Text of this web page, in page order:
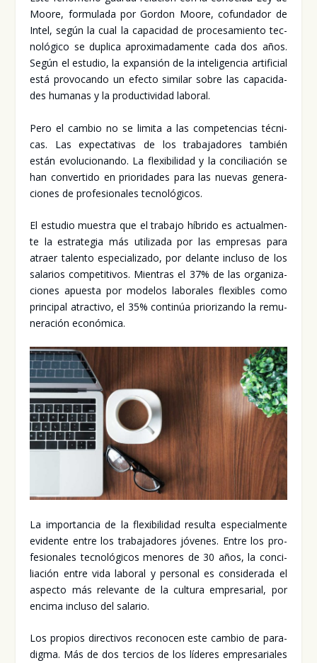
Moo­re, for­mu­la­da por Gor­don Moo­re, cofun­da­dor de
Intel, según la cual la capa­ci­dad de pro­ce­sa­mien­to tec­
no­ló­gi­co se dupli­ca apro­xi­ma­da­men­te cada dos años.
Según el estu­dio, la expan­sión de la inte­li­gen­cia arti­fi­cial
está pro­vo­can­do un efec­to simi­lar sobre las capa­ci­da­
des huma­nas y la pro­duc­ti­vi­dad labo­ral.
Pero el cam­bio no se limi­ta a las com­pe­ten­cias téc­ni­
cas. Las expec­ta­ti­vas de los tra­ba­ja­do­res tam­bién
están evo­lu­cio­nan­do. La fle­xi­bi­li­dad y la con­ci­lia­ción se
han con­ver­ti­do en prio­ri­da­des para las nue­vas gene­ra­
cio­nes de pro­fe­sio­na­les tec­no­ló­gi­cos.
El estu­dio mues­tra que el tra­ba­jo híbri­do es actual­men­
te la estra­te­gia más uti­li­za­da por las empre­sas para
atraer talen­to espe­cia­li­za­do, por delan­te inclu­so de los
sala­rios com­pe­ti­ti­vos. Mien­tras el 37% de las orga­ni­za­
cio­nes apues­ta por mode­los labo­ra­les fle­xi­bles como
prin­ci­pal atrac­ti­vo, el 35% con­ti­núa prio­ri­zan­do la remu­
ne­ra­ción eco­nó­mi­ca.
La impor­tan­cia de la fle­xi­bi­li­dad resul­ta espe­cial­men­te
evi­den­te entre los tra­ba­ja­do­res jóve­nes. Entre los pro­
fe­sio­na­les tec­no­ló­gi­cos meno­res de 30 años, la con­ci­
lia­ción entre vida labo­ral y per­so­nal es con­si­de­ra­da el
aspec­to más rele­van­te de la cul­tu­ra empre­sa­rial, por
enci­ma inclu­so del sala­rio.
Los pro­pios direc­ti­vos reco­no­cen este cam­bio de para­
dig­ma. Más de dos ter­cios de los líde­res empre­sa­ria­les